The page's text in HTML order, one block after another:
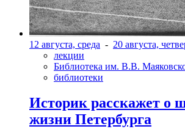
12 августа, среда - 20 августа,
лекции
Библиотека им. В.В.
библиотеки
Историк расскажет о
жизни Петербурга